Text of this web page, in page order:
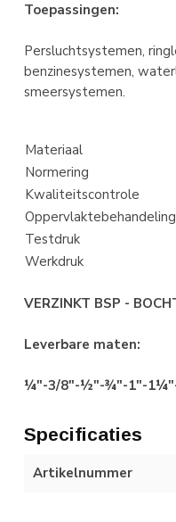
Toepassingen:
Persluchtsystemen,
benzinesystemen,
smeersystemen.
Materiaal
Normering
Kwaliteitscontrole
Oppervlaktebehandeling
Testdruk
Werkdruk
VERZINKT BSP -
Leverbare maten:
¼"-3/8"-½"-¾"-1"-
Specificaties
Artikelnummer